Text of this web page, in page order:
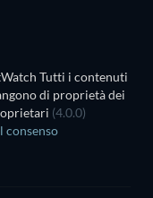
Tutti i contenuti
di proprietà dei
(4.0.0)
consenso